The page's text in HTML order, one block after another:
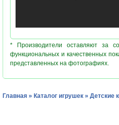
* Производители оставляют за
функциональных и качественных
представленных на фотографиях.
Главная » Каталог игрушек » Детские